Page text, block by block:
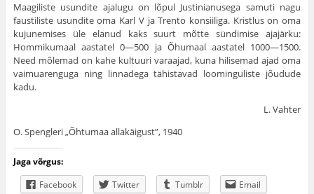
Maagiliste usundite ajalugu on lõpul Justinianusega samuti nagu
faustiliste usundite oma Karl V ja Trento konsiiliga. Kristlus on oma
kujunemises üle elanud kaks suurt mõtte sündimise ajajärku:
Hommikumaal aastatel 0—500 ja Õhumaal aastatel 1000—1500.
Need mõlemad on kahe kultuuri varaajad, kuna hilisemad ajad oma
vaimuarenguga ning linna­dega tähistavad loominguliste jõudude
kadu.
L. Vahter
O. Spengleri „Õhtumaa allakäigust”, 1940
Jaga võrgus:
Facebook
Twitter Tumblr
Email